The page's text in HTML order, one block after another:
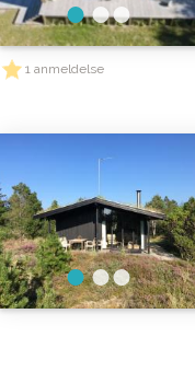
1 anmeldelse